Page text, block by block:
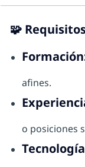
🧩
afines.
o posiciones